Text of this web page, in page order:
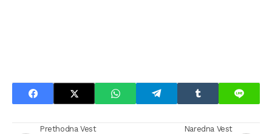
Prethodna Vest Naredna Vest